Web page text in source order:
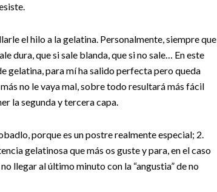
el hilo a la gelatina. Personalmente, siempre que
dura, que si sale blanda, que si no sale… En este
gelatina, para mí ha salido perfecta pero queda
no le vaya mal, sobre todo resultará más fácil
la segunda y tercera capa.
porque es un postre realmente especial; 2.
gelatinosa que más os guste y para, en el caso
llegar al último minuto con la “angustia” de no